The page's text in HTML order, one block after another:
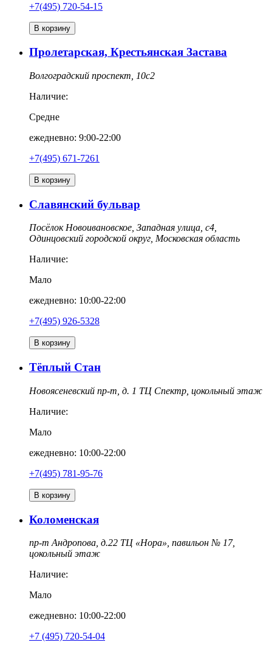
+7(495) 720-54-15
В корзину
Пролетарская, Крестьянская Застава
Волгоградский проспект, 10с2
Наличие:
Средне
ежедневно: 9:00-22:00
+7(495) 671-7261
В корзину
Славянский бульвар
Посёлок Новоивановское, Западная улица, с4,
Одинцовский городской округ, Московская область
Наличие:
Мало
ежедневно: 10:00-22:00
+7(495) 926-5328
В корзину
Тёплый Стан
Новоясеневский пр-т, д. 1 ТЦ Спектр, цокольный этаж
Наличие:
Мало
ежедневно: 10:00-22:00
+7(495) 781-95-76
В корзину
Коломенская
пр-т Андропова, д.22 ТЦ «Нора», павильон № 17,
цокольный этаж
Наличие:
Мало
ежедневно: 10:00-22:00
‎+7 (495) 720-54-04